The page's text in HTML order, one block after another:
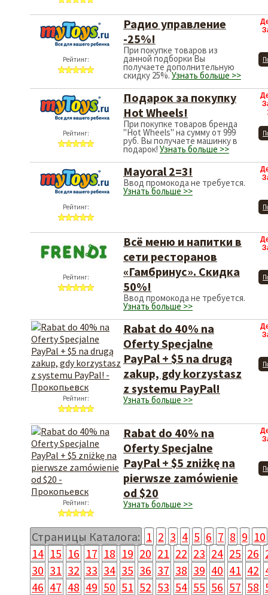
Рейтинг:
Радио управление
-25%!
При покупке товаров из
данной подборки Вы
получаете дополнительную
скидку 25%.Узнать больше >>
Рейтинг:
Подарок за покупку
Hot Wheels!
При покупке товаров бренда
"Hot Wheels" на сумму от 999
руб. Вы получаете машинку в
подарок! Узнать больше >>
Рейтинг:
Mayoral 2=3!
Ввод промокода не требуется.
Узнать больше >>
Рейтинг:
Всё меню и напитки в
сети ресторанов
«Гамбринус». Скидка
50%!
Ввод промокода не требуется.
Узнать больше >>
Рейтинг:
Rabat do 40% na
Oferty Specjalne
PayPal + $5 na drugą
zakup, gdy korzystasz
z systemu PayPal!
Узнать больше >>
Рейтинг:
Rabat do 40% na
Oferty Specjalne
PayPal + $5 zniżkę na
pierwsze zamówienie
od $20
Узнать больше >>
Страницы Каталога: 1 2 3 4 5 6 7 8 9 10
14 15 16 17 18 19 20 21 22 23 24 25 26
30 31 32 33 34 35 36 37 38 39 40 41 42
46 47 48 49 50 51 52 53 54 55 56 57 58